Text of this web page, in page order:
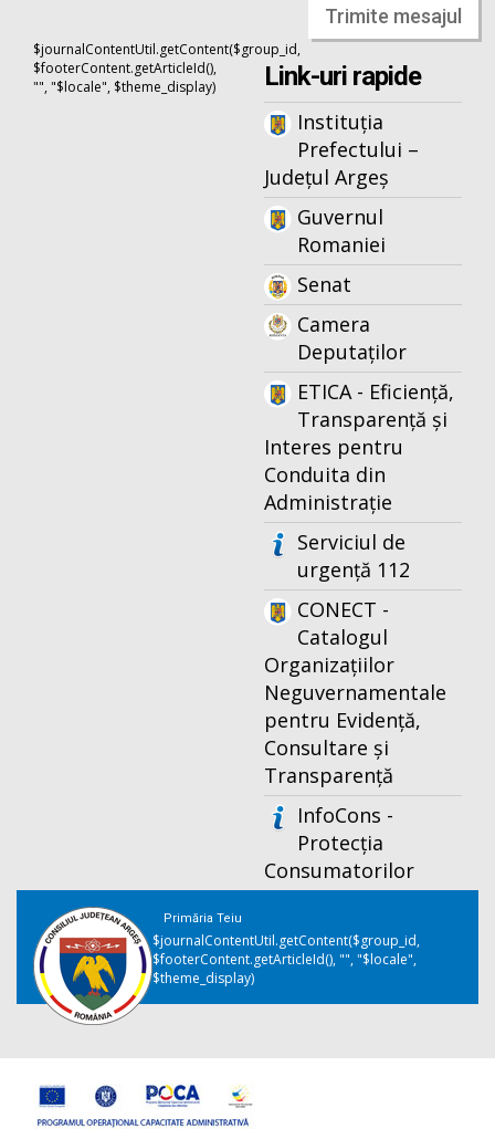
Trimite mesajul
$journalContentUtil.getContent($group_id,
$footerContent.getArticleId(),
"", "$locale", $theme_display)
Link-uri rapide
Instituția
Prefectului –
Județul Argeș
Guvernul
Romaniei
Senat
Camera
Deputaților
ETICA - Eficiență,
Transparență și
Interes pentru
Conduita din
Administrație
Serviciul de
urgență 112
CONECT -
Catalogul
Organizațiilor
Neguvernamentale
pentru Evidență,
Consultare și
Transparență
InfoCons -
Protecția
Consumatorilor
Primăria Teiu
$journalContentUtil.getContent($group_id,
$footerContent.getArticleId(), "", "$locale",
$theme_display)